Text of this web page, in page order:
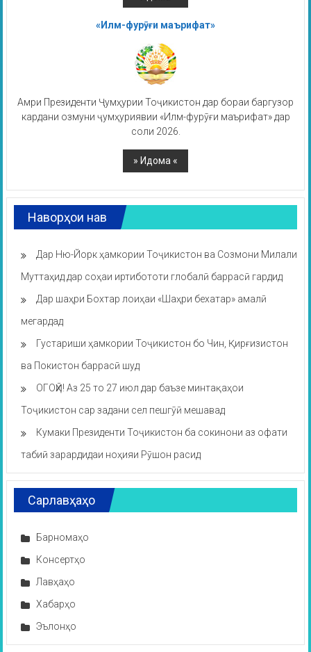
«Илм-фурӯғи маърифат»
Амри Президенти Ҷумҳурии Тоҷикистон дар бораи баргузор
кардани озмуни ҷумҳуриявии «Илм-фурӯғи маърифат» дар
соли 2026.
Наворҳои нав
Дар Ню-Йорк ҳамкории Тоҷикистон ва Созмони Милали
Муттаҳид дар соҳаи иртибототи глобалӣ баррасӣ гардид
Дар шаҳри Бохтар лоиҳаи «Шаҳри бехатар» амалӣ
мегардад
Густариши ҳамкории Тоҷикистон бо Чин, Қирғизистон
ва Покистон баррасӣ шуд
ОГОҲӢ! Аз 25 то 27 июл дар баъзе минтақаҳои
Тоҷикистон сар задани сел пешгӯӣ мешавад
Кумаки Президенти Тоҷикистон ба сокинони аз офати
табиӣ зарардидаи ноҳияи Рӯшон расид
Сарлавҳаҳо
Барномаҳо
Консертҳо
Лавҳаҳо
Хабарҳо
Эълонҳо